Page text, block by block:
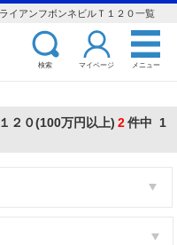
イアンフボンネビルＴ１２０一覧
検索 マイページ メニュー
２０(100万円以上) 2件中 1